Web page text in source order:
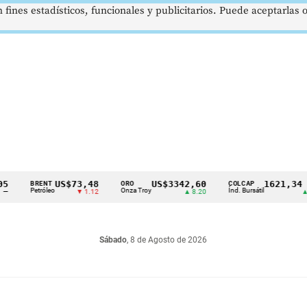
BRENT
Petróleo
US$73,48
▼ 1.12
ORO
Onza Troy
US$3342,60 COLCAP
Índ. Bursátil
1621,34 pts
Sábado, 8 de Agosto de 2026
estadísticos, funcionales y publicitarios. Puede aceptarlas